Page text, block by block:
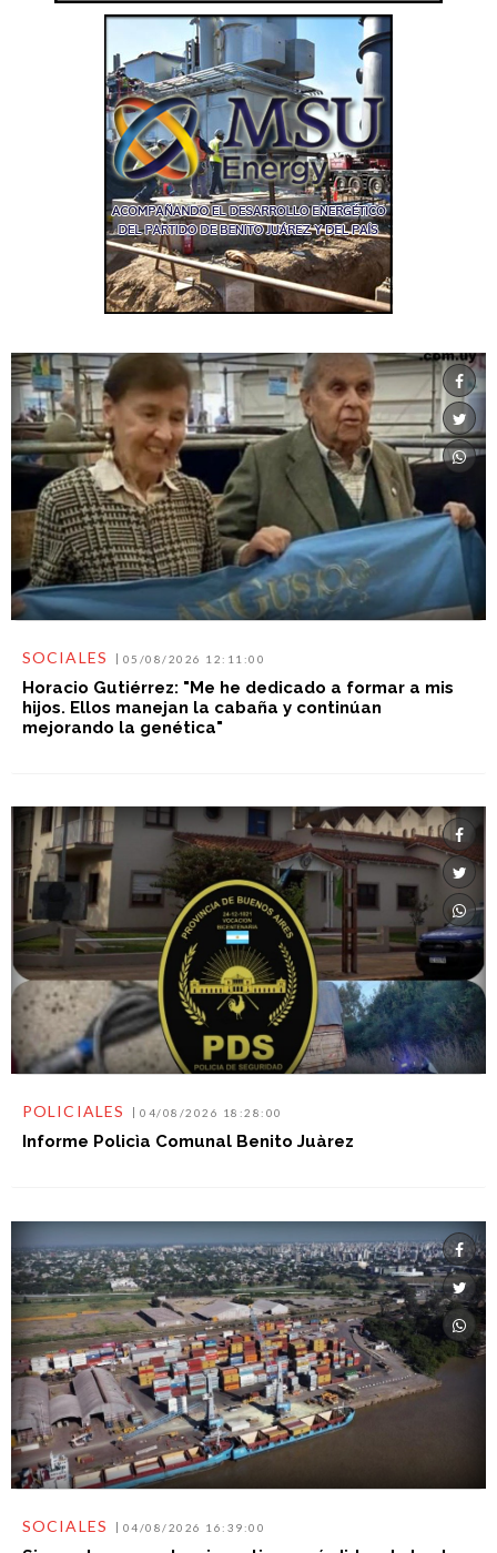
SOCIALES 05/08/2026 12:11:00
Horacio Gutiérrez: "Me he dedicado a formar a mis
hijos. Ellos manejan la cabaña y continúan
mejorando la genética"
POLICIALES 04/08/2026 18:28:00
Informe Policìa Comunal Benito Juàrez
SOCIALES 04/08/2026 16:39:00